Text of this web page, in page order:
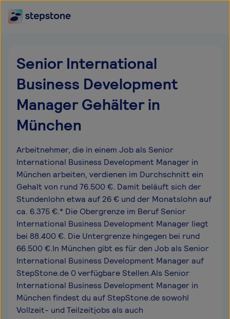
Senior International
Business Development
Manager Gehälter in
München
Arbeitnehmer, die in einem Job als Senior
International Business Development Manager in
München arbeiten, verdienen im Durchschnitt ein
Gehalt von rund 76.500 €. Damit beläuft sich der
Stundenlohn etwa auf 26 € und der Monatslohn auf
ca. 6.375 €.* Die Obergrenze im Beruf Senior
International Business Development Manager liegt
bei 88.400 €. Die Untergrenze hingegen bei rund
66.500 €.In München gibt es für den Job als Senior
International Business Development Manager auf
StepStone.de 0 verfügbare Stellen.Als Senior
International Business Development Manager in
München findest du auf StepStone.de sowohl
Vollzeit- und Teilzeitjobs als auch